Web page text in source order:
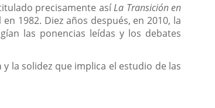
precisamente asíLa Transición en
1982. Diez años después, en 2010, la
las ponencias leídas y los debates
la solidez que implica el estudio de las